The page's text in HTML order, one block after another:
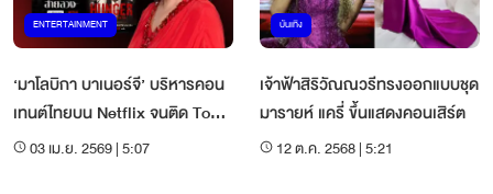
ENTERTAINMENT
‘มาโลบิกา บาเนอร์จี’ บริหารคอน
เทนต์ไทยบน Netflix จนติด Top
Ten โลก
03 เม.ย. 2569 | 5:07
บันเทิง
เจ้าฟ้าสิริวัณณวรีทรงออกแบบชุด
มารายห์ แครี่ ขึ้นแสดงคอนเสิร์ต
12 ต.ค. 2568 | 5:21